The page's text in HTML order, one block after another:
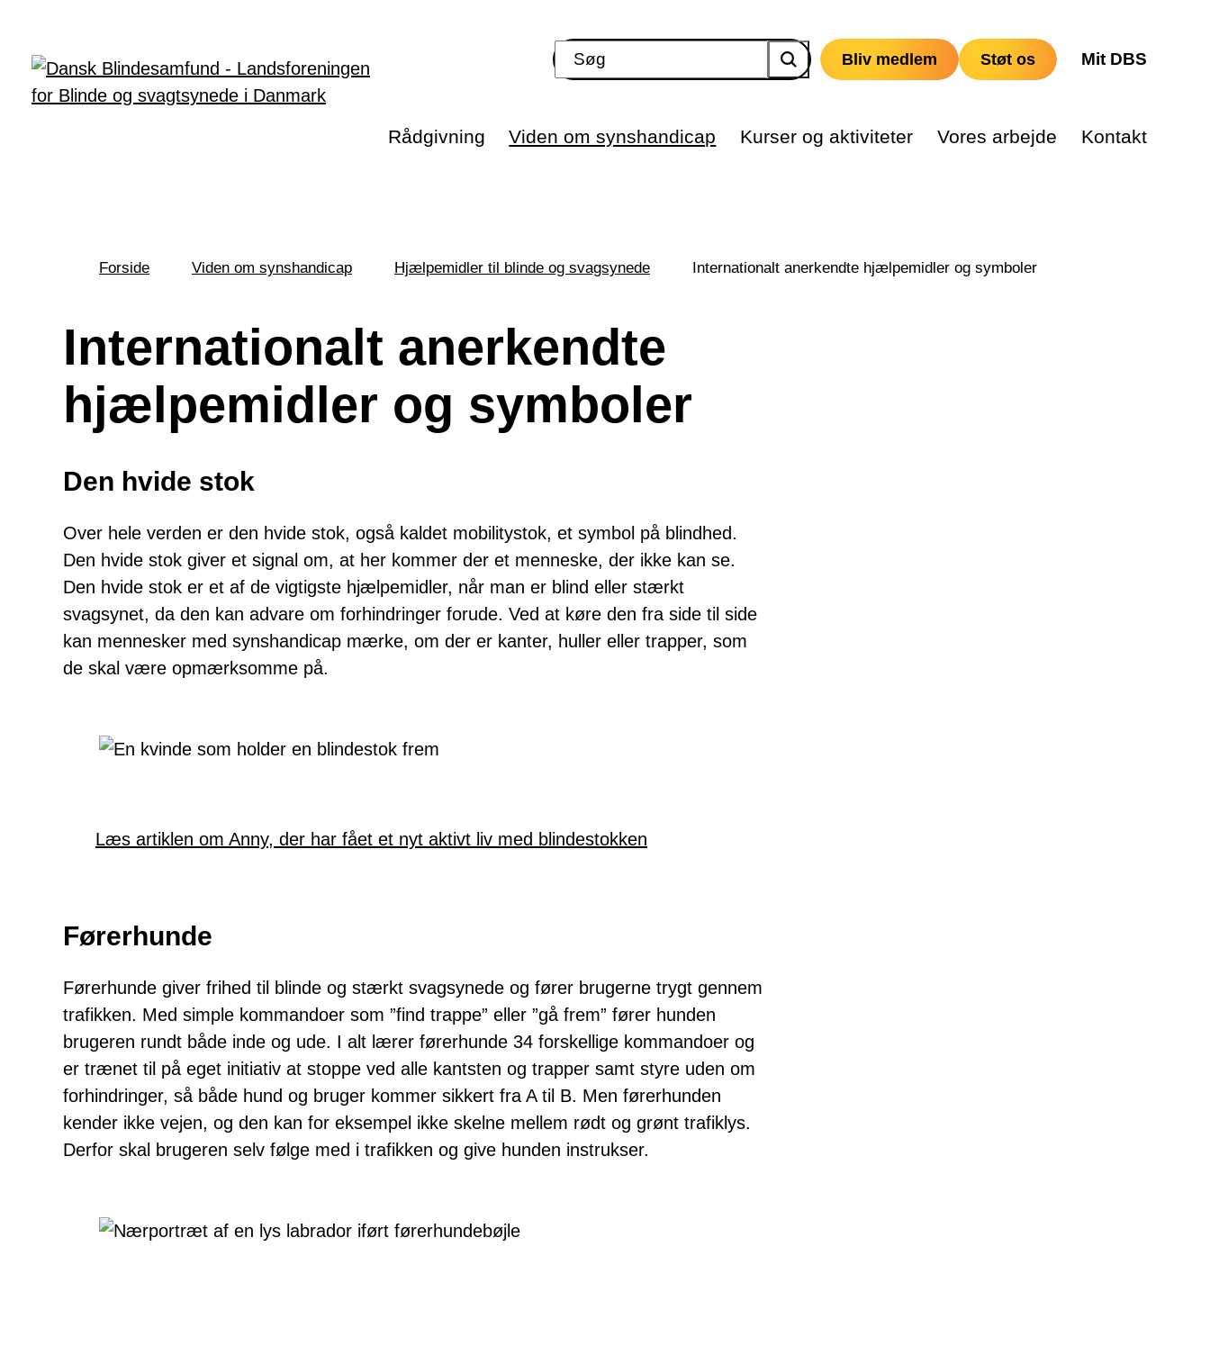
Bliv medlem Støt os Mit DBS
Rådgivning Viden om synshandicap Kurser og aktiviteter Vores arbejde Kontakt
her:
Forside Viden om synshandicap Hjælpemidler til blinde og svagsynede Internationalt anerkendte hjælpemidler og symboler
Internationalt anerkendte
hjælpemidler og symboler
Den hvide stok
Over hele verden er den hvide stok, også kaldet mobilitystok, et symbol på blindhed.
Den hvide stok giver et signal om, at her kommer der et menneske, der ikke kan se.
Den hvide stok er et af de vigtigste hjælpemidler, når man er blind eller stærkt
svagsynet, da den kan advare om forhindringer forude. Ved at køre den fra side til side
kan mennesker med synshandicap mærke, om der er kanter, huller eller trapper, som
de skal være opmærksomme på.
Læs artiklen om Anny, der har fået et nyt aktivt liv med blindestokken
Førerhunde
Førerhunde giver frihed til blinde og stærkt svagsynede og fører brugerne trygt gennem
trafikken. Med simple kommandoer som ”find trappe” eller ”gå frem” fører hunden
brugeren rundt både inde og ude. I alt lærer førerhunde 34 forskellige kommandoer og
er trænet til på eget initiativ at stoppe ved alle kantsten og trapper samt styre uden om
forhindringer, så både hund og bruger kommer sikkert fra A til B. Men førerhunden
kender ikke vejen, og den kan for eksempel ikke skelne mellem rødt og grønt trafiklys.
Derfor skal brugeren selv følge med i trafikken og give hunden instrukser.